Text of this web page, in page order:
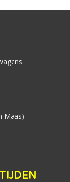
Maas)